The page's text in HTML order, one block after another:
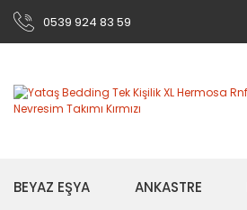
0539 924 83 59
BEYAZ EŞYA ANKASTRE